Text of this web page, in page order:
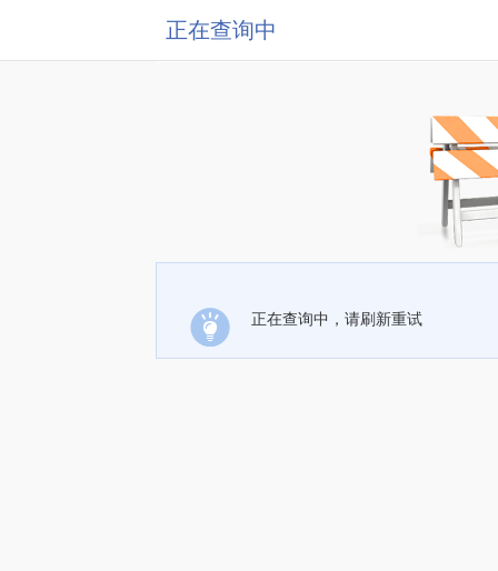
正在查询中
正在查询中，请刷新重试